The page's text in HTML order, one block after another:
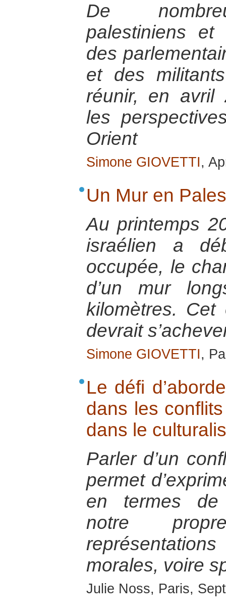
De
palestiniens et
des
et des
réunir, en avril
les
Orient
Simone GIOVETTI,
Un Mur en
Au printemps
israélien a
occupée, le
d’un mur
kilomètres. Cet
devrait
Simone GIOVETTI,
Le défi
dans les
dans le
Parler d’un
permet
en termes de
notre
morales, voire
Julie Noss, Paris,